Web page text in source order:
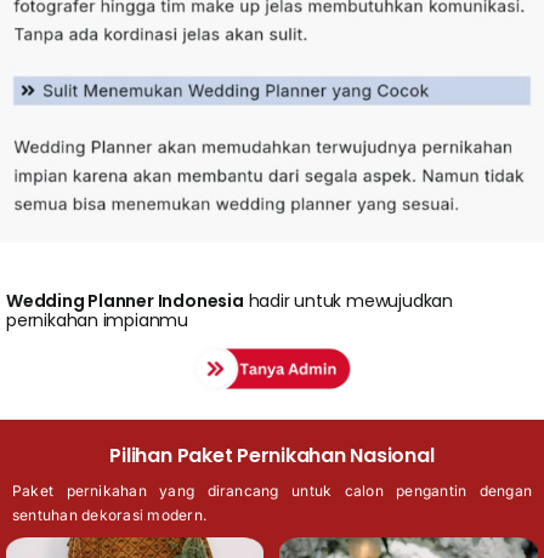
Wedding Planner Indonesia hadir untuk mewujudkan
pernikahan impianmu
Pilihan Paket Pernikahan Nasional
Paket pernikahan yang dirancang untuk calon pengantin dengan
sentuhan dekorasi modern.